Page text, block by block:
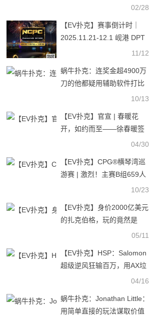
02/28
【EV扑克】赛事倒计时｜
2025.11.21-12.1 岘港 DPT
x NCPC ：探索城市魅力，
11/12
蜗牛扑克：连奖金超4900万
刀的他都疑用辅助软件打比
赛，RTA横行现象怎么解10/13
【EV扑克】官宣 | 春暖花
开，如约而至——徐春暖签
04/30
【EV扑克】CPG®横琴湾巡
游赛 | 激烈！主赛B组659人
参赛 223人晋级 夏俊明10/23
【EV扑克】身价2000亿美元
的扎克伯格，玩的竟然是
05/11
【EV扑克】HSP：Salomon
超级逆风狂输百万，用AX垃
圾推走皮特QQ，打出七位数
04/16
蜗牛扑克：Jonathan Little：
用简单直接的玩法谋取价值